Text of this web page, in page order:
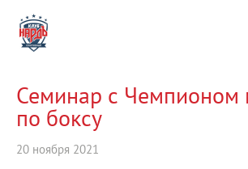
Семинар с Чемпионом
по боксу
20 ноября 2021